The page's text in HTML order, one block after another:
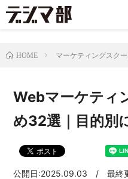
HOME マーケティングスク
Webマーケティ
め32選｜目的別
公開日:2025.09.03 / 最終